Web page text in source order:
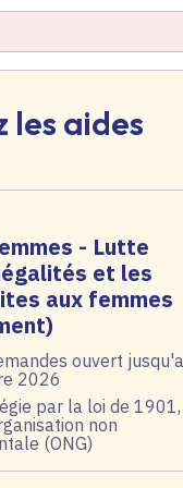
les aides
- Lutte
et les
aux femmes
ouvert
2026
par la loi de 1901,
non
(ONG)